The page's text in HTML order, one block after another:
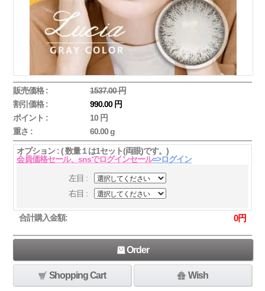
販売価格 :
1537.00 円
割引価格 :
990.00 円
ポイント :
10 円
重さ :
60.00 g
オプション : ( 数量１は1セット(両眼)です。)
会員価格セール、snsでログインセール=>ログイン
左目 :
右目 :
合計購入金額: 0円
Order
Shopping Cart Wish